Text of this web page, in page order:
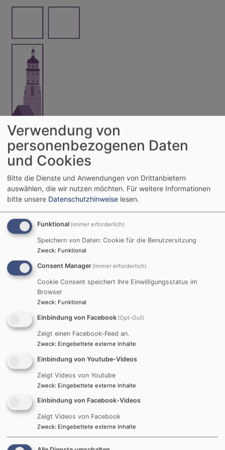
Direkt
Evangelisch-Lutherische
Kirchengemeinde Nördlingen
Evangelisch mitten im Krater
Hauptnavigation
Startseite Einrichtungen
Kindertagesstätte Regenbogen
in Herkheim
Unser Team
Unser Team
Verwendung von
personenbezogenen Daten
und Cookies
Bitte die Dienste und Anwendungen von Drittanbietern
auswählen, die wir nutzen möchten. Für weitere Informationen
bitte unsere Datenschutzhinweise lesen.
Funktional (immer erforderlich)
Speichern von Daten: Cookie für die Benutzersitzung
Zweck: Funktional
Consent Manager (immer erforderlich)
Cookie Consent speichert Ihre Einwilligungsstatus im
Browser
Zweck: Funktional
Einbindung von Facebook (Opt-Out)
Zeigt einen Facebook-Feed an.
Zweck: Eingebettete externe Inhalte
Einbindung von Youtube-Videos
Zeigt Videos von Youtube
Zweck: Eingebettete externe Inhalte
Einbindung von Facebook-Videos
Zeigt Videos von Facebook
Zweck: Eingebettete externe Inhalte